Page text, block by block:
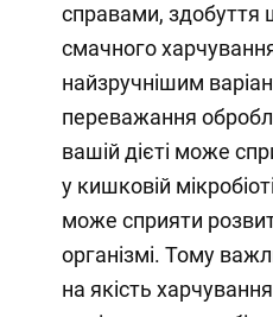
справами, здобуття
смачного
найзручнішим
переважання
вашій дієті може
у кишковій
може сприяти
організмі. Тому
на якість